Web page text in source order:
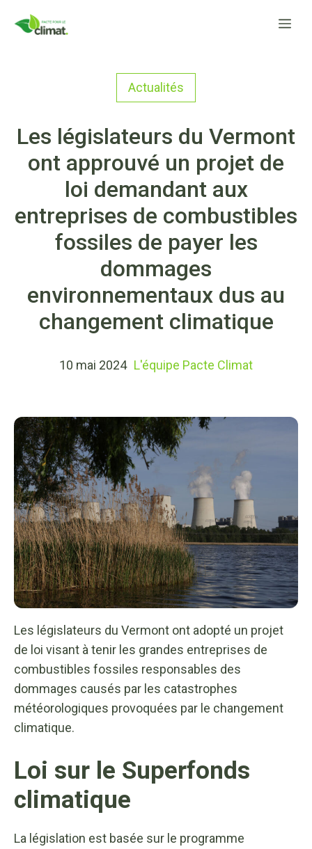
Actualités
Les législateurs du Vermont
ont approuvé un projet de
loi demandant aux
entreprises de combustibles
fossiles de payer les
dommages
environnementaux dus au
changement climatique
10 mai 2024 L'équipe Pacte Climat
Les législateurs du Vermont ont adopté un projet
de loi visant à tenir les grandes entreprises de
combustibles fossiles responsables des
dommages causés par les catastrophes
météorologiques provoquées par le changement
climatique.
Loi sur le Superfonds
climatique
La législation est basée sur le programme